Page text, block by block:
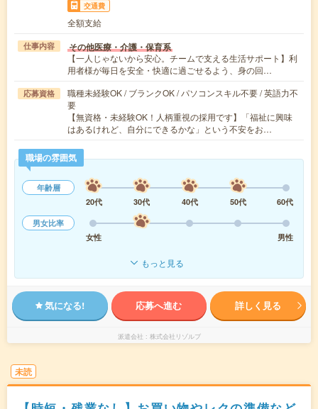
交通費
全額支給
仕事内容 その他医療・介護・保育系
【一人じゃないから安心。チームで支える生活サポート】利
用者様が毎日を安全・快適に過ごせるよう、身の回…
応募資格
職種未経験OK / ブランクOK / パソコンスキル不要 / 英語力不
要
【無資格・未経験OK！人柄重視の採用です】「福祉に興味
はあるけれど、自分にできるかな」という不安をお…
職場の雰囲気
年齢層
20代
30代 40代 50代
60代
男女比率
女性
男性
もっと見る
気になる! 応募へ進む 詳しく見る
派遣会社 株式会社リゾルブ
未読